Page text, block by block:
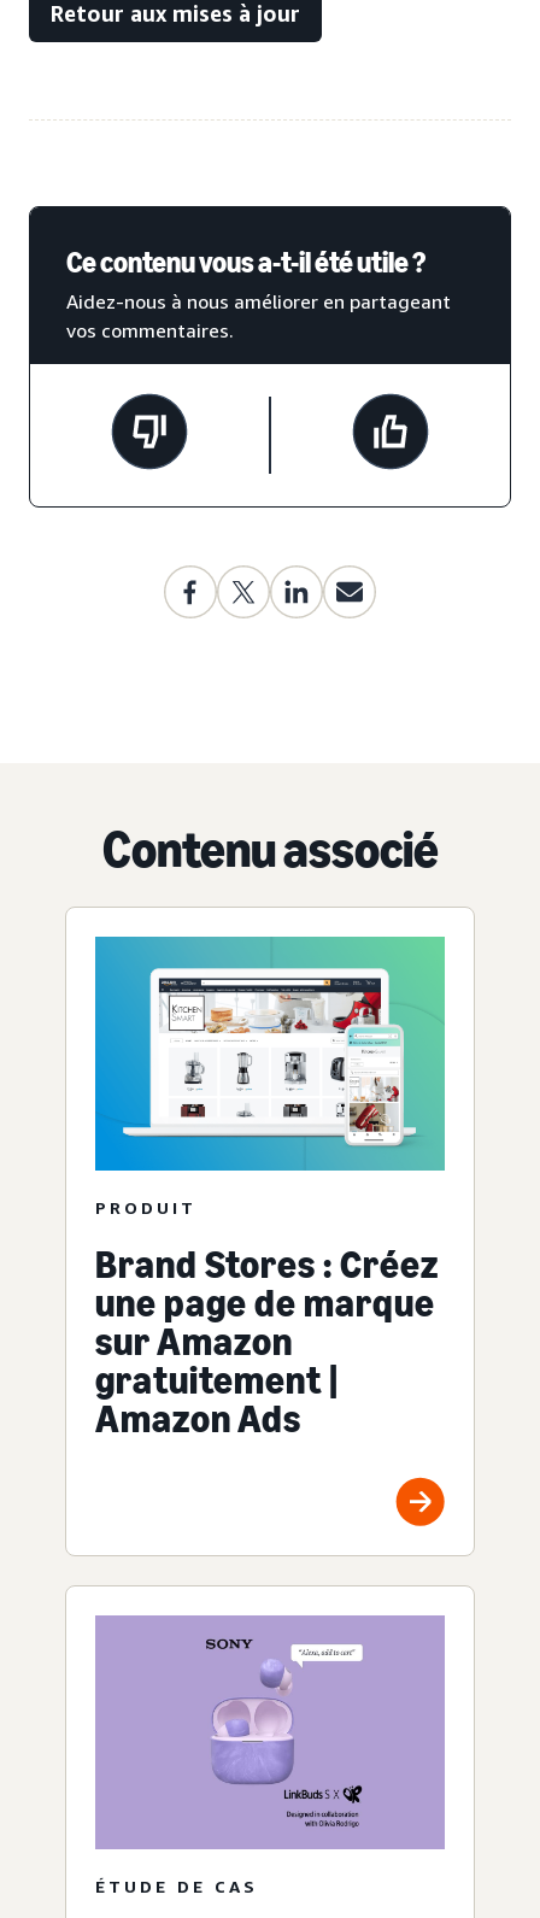
Retour aux mises à jour
Ce contenu vous a-t-il été utile ?
Aidez-nous à nous améliorer en partageant
vos commentaires.
Contenu associé
PRODUIT
Brand Stores : Créez
une page de marque
sur Amazon
gratuitement |
Amazon Ads
ÉTUDE DE CAS